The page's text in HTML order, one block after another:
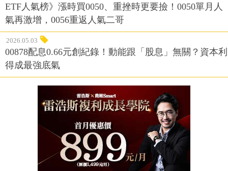
ETF人氣榜》漲時買0050、重挫時更要撿！0050單月人
氣再激增，0056重返人氣二哥
2026.05.03
00878配息0.66元創紀錄！動能跟「股息」無關？資本利
得成最強底氣